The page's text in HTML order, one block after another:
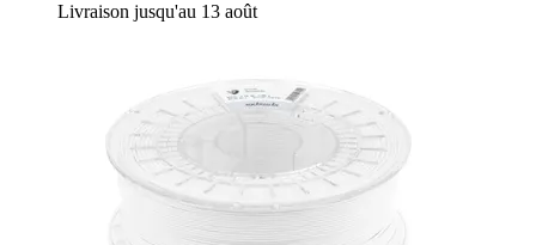
Livraison jusqu'au 13 août